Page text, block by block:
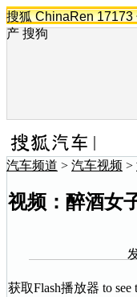
搜狐 ChinaRen 17173
产 搜狗
汽车频道 > 汽车视频 >
视频：醉酒女
获取Flash播放器 to see